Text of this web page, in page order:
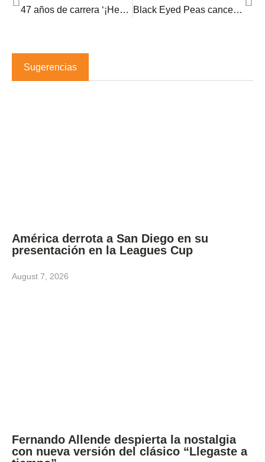
47 años de carrera ‘¡Hemos llegado al final!’ Los Temerarios Black Eyed Peas cancela su residencia en Las Vegas
Sugerencias
América derrota a San Diego en su
presentación en la Leagues Cup
August 7, 2026
Fernando Allende despierta la nostalgia
con nueva versión del clásico “Llegaste a